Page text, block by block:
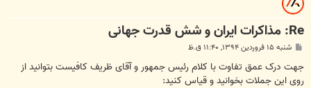
Re: مذاکرات ایران و شش قدرت جهانی
پ
ت
شنبه ۱۵ فروردین ۱۳۹۴, ۱۱:۴۰ ق.ظ
جهت درک عمق تفاوت با کلام رئیس جمهور و آقای ظریف کافیست بتوانید از
روی این جملات بخوانید و قیاس کنید: